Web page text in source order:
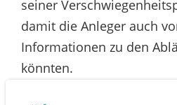
seiner
damit die Anleger auch
Informationen zu den
könnten.
Man müsse sich nichts